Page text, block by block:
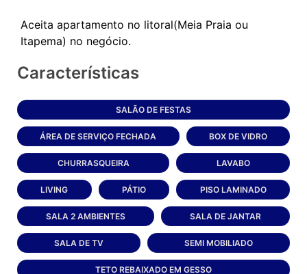
Aceita apartamento no litoral(Meia Praia ou
Características
SALÃO DE FESTAS
ÁREA DE SERVIÇO FECHADA BOX DE VIDRO
CHURRASQUEIRA LAVABO
LIVING PÁTIO PISO LAMINADO
SALA 2 AMBIENTES SALA DE JANTAR
SALA DE TV SEMI MOBILIADO
TETO REBAIXADO EM GESSO